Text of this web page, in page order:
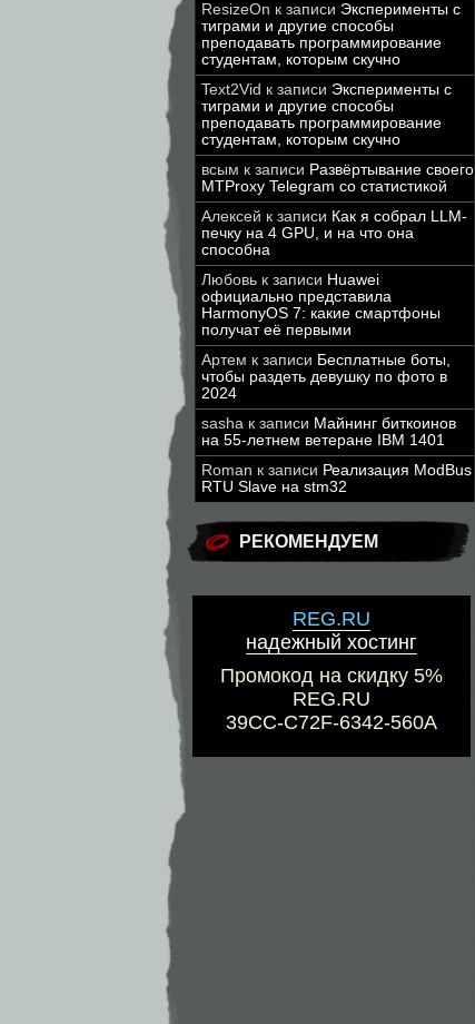
ResizeOn к записи Эксперименты с
тиграми и другие способы
преподавать программирование
студентам, которым скучно
Text2Vid к записи Эксперименты с
тиграми и другие способы
преподавать программирование
студентам, которым скучно
всым к записи Развёртывание своего
MTProxy Telegram со статистикой
Алексей к записи Как я собрал LLM-
печку на 4 GPU, и на что она
способна
Любовь к записи Huawei
официально представила
HarmonyOS 7: какие смартфоны
получат её первыми
Артем к записи Бесплатные боты,
чтобы раздеть девушку по фото в
2024
sasha к записи Майнинг биткоинов
на 55-летнем ветеране IBM 1401
Roman к записи Реализация ModBus
RTU Slave на stm32
РЕКОМЕНДУЕМ
REG.RU
надежный хостинг
Промокод на скидку 5%
REG.RU
39CC-C72F-6342-560A